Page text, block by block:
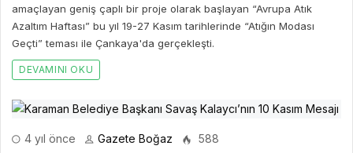
amaçlayan geniş çaplı bir proje olarak başlayan “Avrupa Atık
Azaltım Haftası” bu yıl 19-27 Kasım tarihlerinde “Atığın Modası
Geçti” teması ile Çankaya'da gerçekleşti.
DEVAMINI OKU
4 yıl önce Gazete Boğaz 588